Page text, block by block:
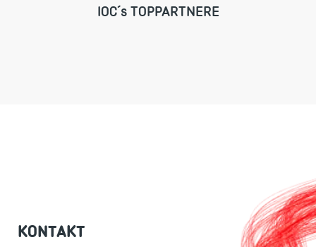
IOC´s TOPPARTNERE
KONTAKT